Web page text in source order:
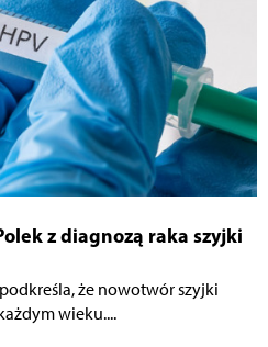
z diagnozą raka szyjki
że nowotwór szyjki
wieku....